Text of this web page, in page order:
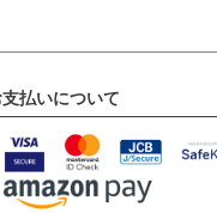
支払いについて